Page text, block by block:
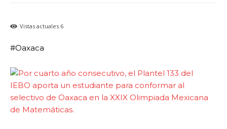
Vistas actuales 6
#Oaxaca